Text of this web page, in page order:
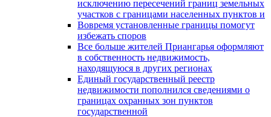
исключению пересечений границ земельных
участков с границами населенных пунктов и
Вовремя установленные границы помогут
избежать споров
Все больше жителей Приангарья оформляют
в собственность недвижимость,
находящуюся в других регионах
Единый государственный реестр
недвижимости пополнился сведениями о
границах охранных зон пунктов
государственной